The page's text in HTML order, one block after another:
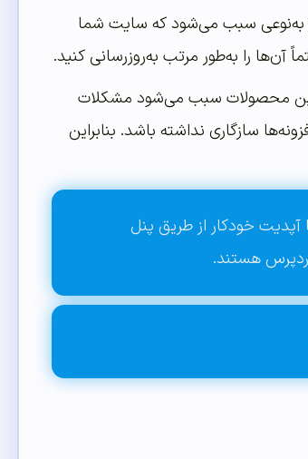
به‌نوعی سبب می‌شود که سایت شما
آن‌ها را به‌طور مرتب به‌روزرسانی کنید.
این محصولات سبب می‌شود مشکلات
سازگاری نداشته باشد. بنابراین
آپدیت خودکار از طریق پنل
هستند.